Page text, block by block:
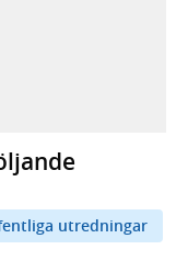
webbplats,
webbplats,
utredningar